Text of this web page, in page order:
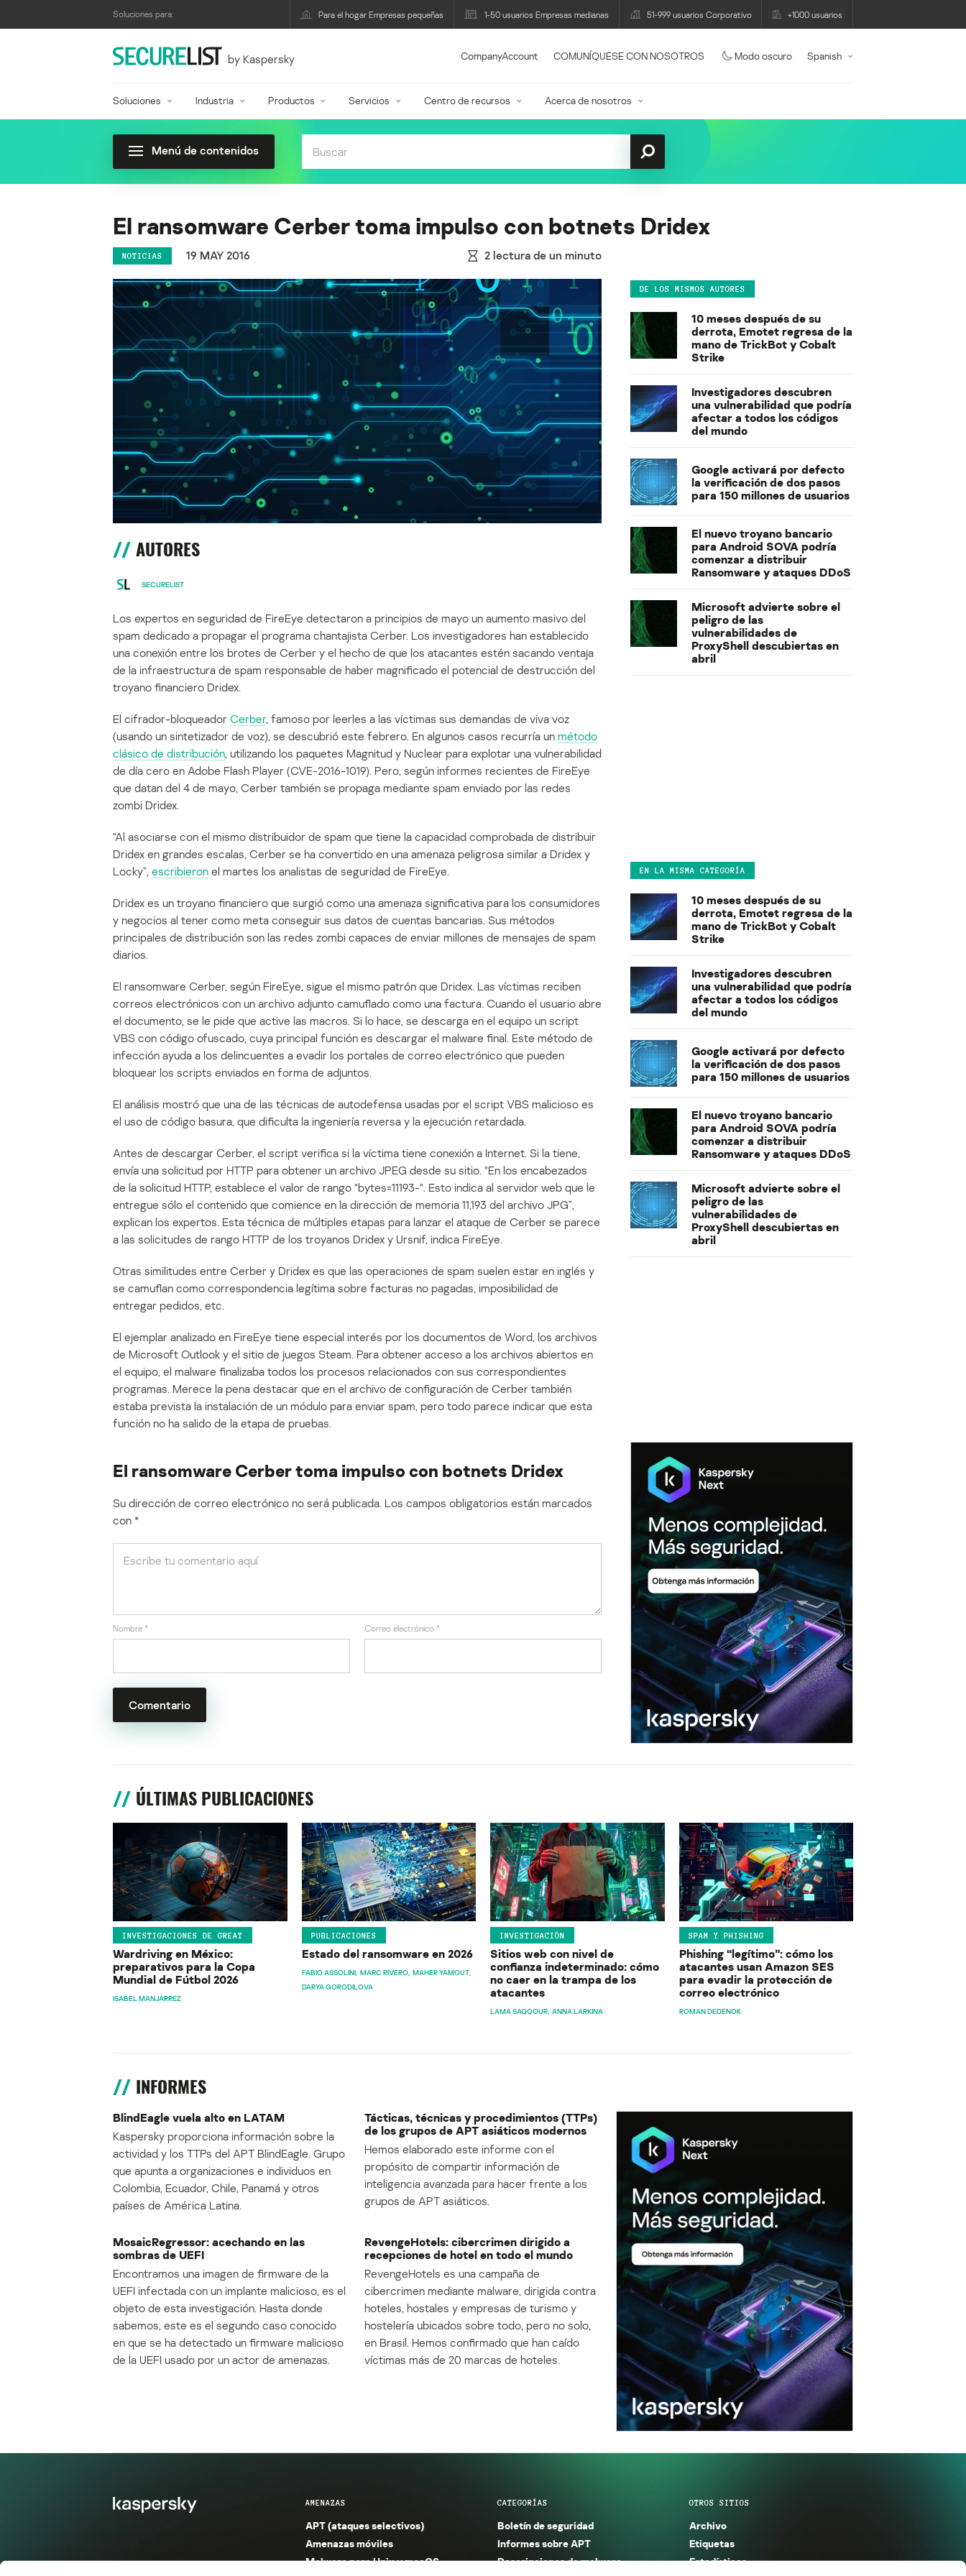
Soluciones para: Para el hogar Empresas pequeñas 1-50 usuarios Empresas medianas 51-999 usuarios Corporativo +1000 usuarios
by Kaspersky CompanyAccount COMUNÍQUESE CON NOSOTROS Modo oscuro Spanish
Soluciones Industria Productos Servicios Centro de recursos Acerca de nosotros
Menú de contenidos
El ransomware Cerber toma impulso con botnets Dridex
NOTICIAS 19 MAY 2016 2 lectura de un minuto
AUTORES
SECURELIST
Los expertos en seguridad de FireEye detectaron a principios de mayo un aumento masivo del
spam dedicado a propagar el programa chantajista Cerber. Los investigadores han establecido
una conexión entre los brotes de Cerber y el hecho de que los atacantes estén sacando ventaja
de la infraestructura de spam responsable de haber magnificado el potencial de destrucción del
troyano financiero Dridex.
El cifrador-bloqueador Cerber, famoso por leerles a las víctimas sus demandas de viva voz
(usando un sintetizador de voz), se descubrió este febrero. En algunos casos recurría un método
clásico de distribución, utilizando los paquetes Magnitud y Nuclear para explotar una vulnerabilidad
de día cero en Adobe Flash Player (CVE-2016-1019). Pero, según informes recientes de FireEye
que datan del 4 de mayo, Cerber también se propaga mediante spam enviado por las redes
zombi Dridex.
“Al asociarse con el mismo distribuidor de spam que tiene la capacidad comprobada de distribuir
Dridex en grandes escalas, Cerber se ha convertido en una amenaza peligrosa similar a Dridex y
Locky”, escribieron el martes los analistas de seguridad de FireEye.
Dridex es un troyano financiero que surgió como una amenaza significativa para los consumidores
y negocios al tener como meta conseguir sus datos de cuentas bancarias. Sus métodos
principales de distribución son las redes zombi capaces de enviar millones de mensajes de spam
diarios.
El ransomware Cerber, según FireEye, sigue el mismo patrón que Dridex. Las víctimas reciben
correos electrónicos con un archivo adjunto camuflado como una factura. Cuando el usuario abre
el documento, se le pide que active las macros. Si lo hace, se descarga en el equipo un script
VBS con código ofuscado, cuya principal función es descargar el malware final. Este método de
infección ayuda a los delincuentes a evadir los portales de correo electrónico que pueden
bloquear los scripts enviados en forma de adjuntos.
El análisis mostró que una de las técnicas de autodefensa usadas por el script VBS malicioso es
el uso de código basura, que dificulta la ingeniería reversa y la ejecución retardada.
Antes de descargar Cerber, el script verifica si la víctima tiene conexión a Internet. Si la tiene,
envía una solicitud por HTTP para obtener un archivo JPEG desde su sitio. “En los encabezados
de la solicitud HTTP, establece el valor de rango “bytes=11193-“. Esto indica al servidor web que le
entregue sólo el contenido que comience en la dirección de memoria 11,193 del archivo JPG”,
explican los expertos. Esta técnica de múltiples etapas para lanzar el ataque de Cerber se parece
a las solicitudes de rango HTTP de los troyanos Dridex y Ursnif, indica FireEye.
Otras similitudes entre Cerber y Dridex es que las operaciones de spam suelen estar en inglés y
se camuflan como correspondencia legítima sobre facturas no pagadas, imposibilidad de
entregar pedidos, etc.
El ejemplar analizado en FireEye tiene especial interés por los documentos de Word, los archivos
de Microsoft Outlook y el sitio de juegos Steam. Para obtener acceso a los archivos abiertos en
el equipo, el malware finalizaba todos los procesos relacionados con sus correspondientes
programas. Merece la pena destacar que en el archivo de configuración de Cerber también
estaba prevista la instalación de un módulo para enviar spam, pero todo parece indicar que esta
función no ha salido de la etapa de pruebas.
El ransomware Cerber toma impulso con botnets Dridex
Su dirección de correo electrónico no será publicada. Los campos obligatorios están marcados
con *
Nombre * Correo electrónico *
DE LOS MISMOS AUTORES
10 meses después de su
derrota, Emotet regresa de la
mano de TrickBot y Cobalt
Strike
Investigadores descubren
una vulnerabilidad que podría
afectar a todos los códigos
del mundo
Google activará por defecto
la verificación de dos pasos
para 150 millones de usuarios
El nuevo troyano bancario
para Android SOVA podría
comenzar a distribuir
Ransomware y ataques DDoS
Microsoft advierte sobre el
peligro de las
vulnerabilidades de
ProxyShell descubiertas en
abril
EN LA MISMA CATEGORÍA
10 meses después de su
derrota, Emotet regresa de la
mano de TrickBot y Cobalt
Strike
Investigadores descubren
una vulnerabilidad que podría
afectar a todos los códigos
del mundo
Google activará por defecto
la verificación de dos pasos
para 150 millones de usuarios
El nuevo troyano bancario
para Android SOVA podría
comenzar a distribuir
Ransomware y ataques DDoS
Microsoft advierte sobre el
peligro de las
vulnerabilidades de
ProxyShell descubiertas en
abril
ÚLTIMAS PUBLICACIONES
INVESTIGACIONES DE GREAT
Wardriving en México:
preparativos para la Copa
Mundial de Fútbol 2026
ISABEL MANJARREZ
PUBLICACIONES
Estado del ransomware en 2026
FABIO ASSOLINI MARC RIVERO MAHER YAMOUT
DARYA GORODILOVA
INVESTIGACIÓN
Sitios web con nivel de
confianza indeterminado: cómo
no caer en la trampa de los
atacantes
LAMA SAQQOUR ANNA LARKINA
SPAM Y PHISHING
Phishing “legítimo”: cómo los
atacantes usan Amazon SES
para evadir la protección de
correo electrónico
ROMAN DEDENOK
INFORMES
BlindEagle vuela alto en LATAM
Kaspersky proporciona información sobre la
actividad y los TTPs del APT BlindEagle. Grupo
que apunta a organizaciones e individuos en
Colombia, Ecuador, Chile, Panamá y otros
países de América Latina.
Tácticas, técnicas y procedimientos (TTPs)
de los grupos de APT asiáticos modernos
Hemos elaborado este informe con el
propósito de compartir información de
inteligencia avanzada para hacer frente a los
grupos de APT asiáticos.
MosaicRegressor: acechando en las
sombras de UEFI
Encontramos una imagen de firmware de la
UEFI infectada con un implante malicioso, es el
objeto de esta investigación. Hasta donde
sabemos, este es el segundo caso conocido
en que se ha detectado un firmware malicioso
de la UEFI usado por un actor de amenazas.
RevengeHotels: cibercrimen dirigido a
recepciones de hotel en todo el mundo
RevengeHotels es una campaña de
cibercrimen mediante malware, dirigida contra
hoteles, hostales y empresas de turismo y
hostelería ubicados sobre todo, pero no solo,
en Brasil. Hemos confirmado que han caído
víctimas más de 20 marcas de hoteles.
AMENAZAS
APT (ataques selectivos)
Amenazas móviles
Malware para Unix y macOS
CATEGORÍAS
Boletín de seguridad
Informes sobre APT
Descripciones de malware
OTROS SITIOS
Archivo
Etiquetas
Estadísticas